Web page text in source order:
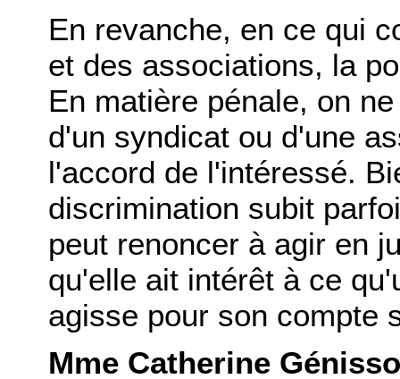
En revanche, en ce qui
et des associations, la
En matière pénale, on
d'un syndicat ou d'une
l'accord de l'intéressé.
discrimination subit
peut renoncer à agir en
qu'elle ait intérêt à ce
agisse pour son compte
Mme Catherine